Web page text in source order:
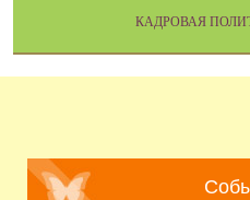
КАДРОВАЯ